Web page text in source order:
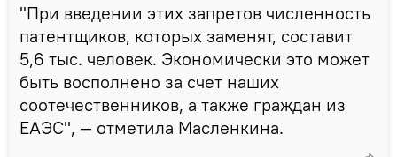
"При введении этих запретов численность
патентщиков, которых заменят, составит
5,6 тыс. человек. Экономически это может
быть восполнено за счет наших
соотечественников, а также граждан из
ЕАЭС", — отметила Масленкина.